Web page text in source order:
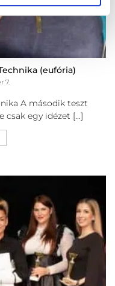
(eufória)
7.
A második teszt
egy idézet [...]